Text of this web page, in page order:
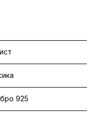
925